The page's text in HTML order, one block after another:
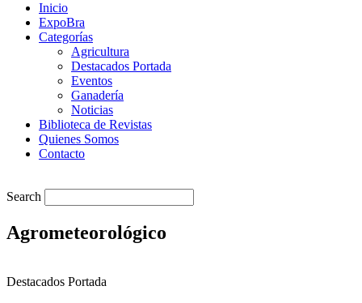
Inicio
ExpoBra
Categorías
Agricultura
Destacados Portada
Eventos
Ganadería
Noticias
Biblioteca de Revistas
Quienes Somos
Contacto
Search
Agrometeorológico
Destacados Portada